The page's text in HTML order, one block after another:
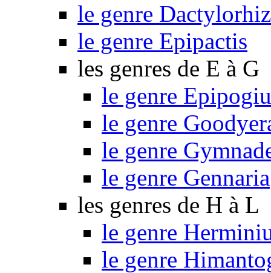
le genre
le genre Epipactis
les genres de E à G
le genre
le genre
le genre
le genre Gennaria
les genres de H à L
le genre
le genre